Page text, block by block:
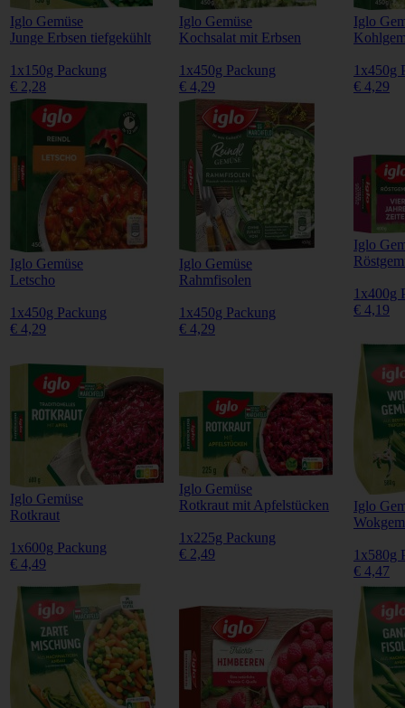
Iglo Gemüse
Junge Erbsen tiefgekühlt
1x150g Packung
€ 2,28
Iglo Gemüse
Kochsalat mit Erbsen
1x450g Packung
€ 4,29
Iglo
1x450g
€ 4,29
Iglo Gemüse
Letscho
1x450g Packung
€ 4,29
Iglo Gemüse
Rahmfisolen
1x450g Packung
€ 4,29
Iglo
1x400g
€ 4,19
Iglo Gemüse
Rotkraut
1x600g Packung
€ 4,49
Iglo Gemüse
Rotkraut mit Apfelstücken
1x225g Packung
€ 2,49
Iglo
1x580g
€ 4,47